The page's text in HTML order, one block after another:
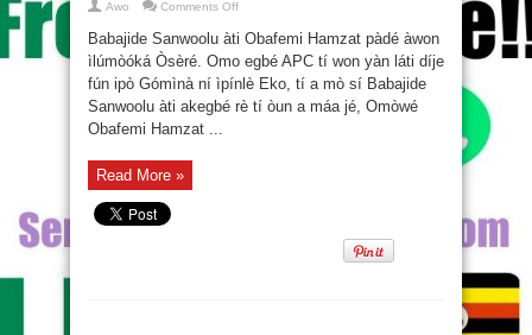
Awo Comments Offon
Sanwoolu
àti
Obafemi
Hamzat
pàdé
ìlúmòóká
Babajide Sanwoolu àti Obafemi Hamzat pàdé àwon
ìlúmòóká Òsèré. Omo egbé APC tí won yàn láti díje
fún ipò Gómìnà ní ìpínlè Eko, tí a mò sí Babajide
Sanwoolu àti akegbé rè tí òun a máa jé, Omòwé
Obafemi Hamzat ...
Read More »